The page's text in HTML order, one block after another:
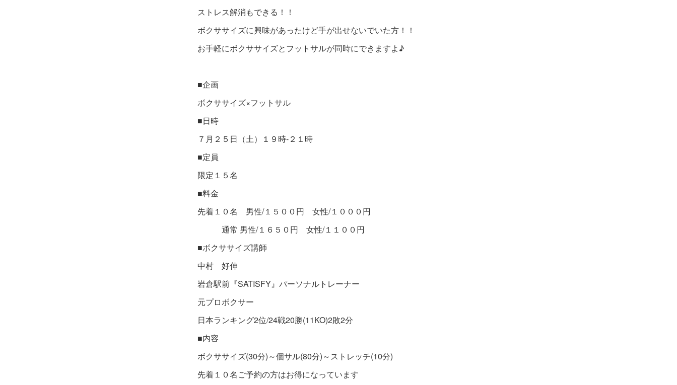
ストレス解消もできる！！
ボクササイズに興味があったけど手が出せないでいた方！！
お手軽にボクササイズとフットサルが同時にできますよ♪
■企画
ボクササイズ×フットサル
■日時
７月２５日（土）１９時-２１時
■定員
限定１５名
■料金
先着１０名 男性/１５００円 女性/１０００円
通常 男性/１６５０円 女性/１１００円
■ボクササイズ講師
中村 好伸
岩倉駅前『SATISFY』パーソナルトレーナー
元プロボクサー
日本ランキング2位/24戦20勝(11KO)2敗2分
■内容
ボクササイズ(30分)～個サル(80分)～ストレッチ(10分)
先着１０名ご予約の方はお得になっています